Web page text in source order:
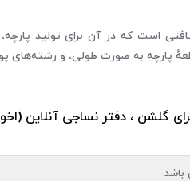
است که در آن برای تولید
پارچه به صورت طولی، و رشته‌های
سرای گلشن ، دفتر نساجی آنلاین
باشد